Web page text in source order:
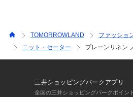
TOMORROWLAND ファッショ
ニット・セーター
プレーンリネン
三井ショッピングパークアプリ
全国の三井ショッピングパークポイン